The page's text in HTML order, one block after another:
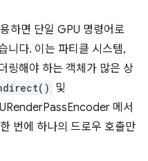
하면 단일 GPU 명령어로
니다. 이는 파티클 시스템,
링해야 하는 객체가 많은 상
및
메서
번에 하나의 드로우 호출만